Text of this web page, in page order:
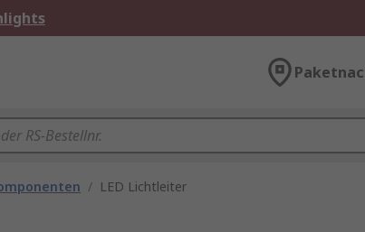
/ LED Lichtleiter